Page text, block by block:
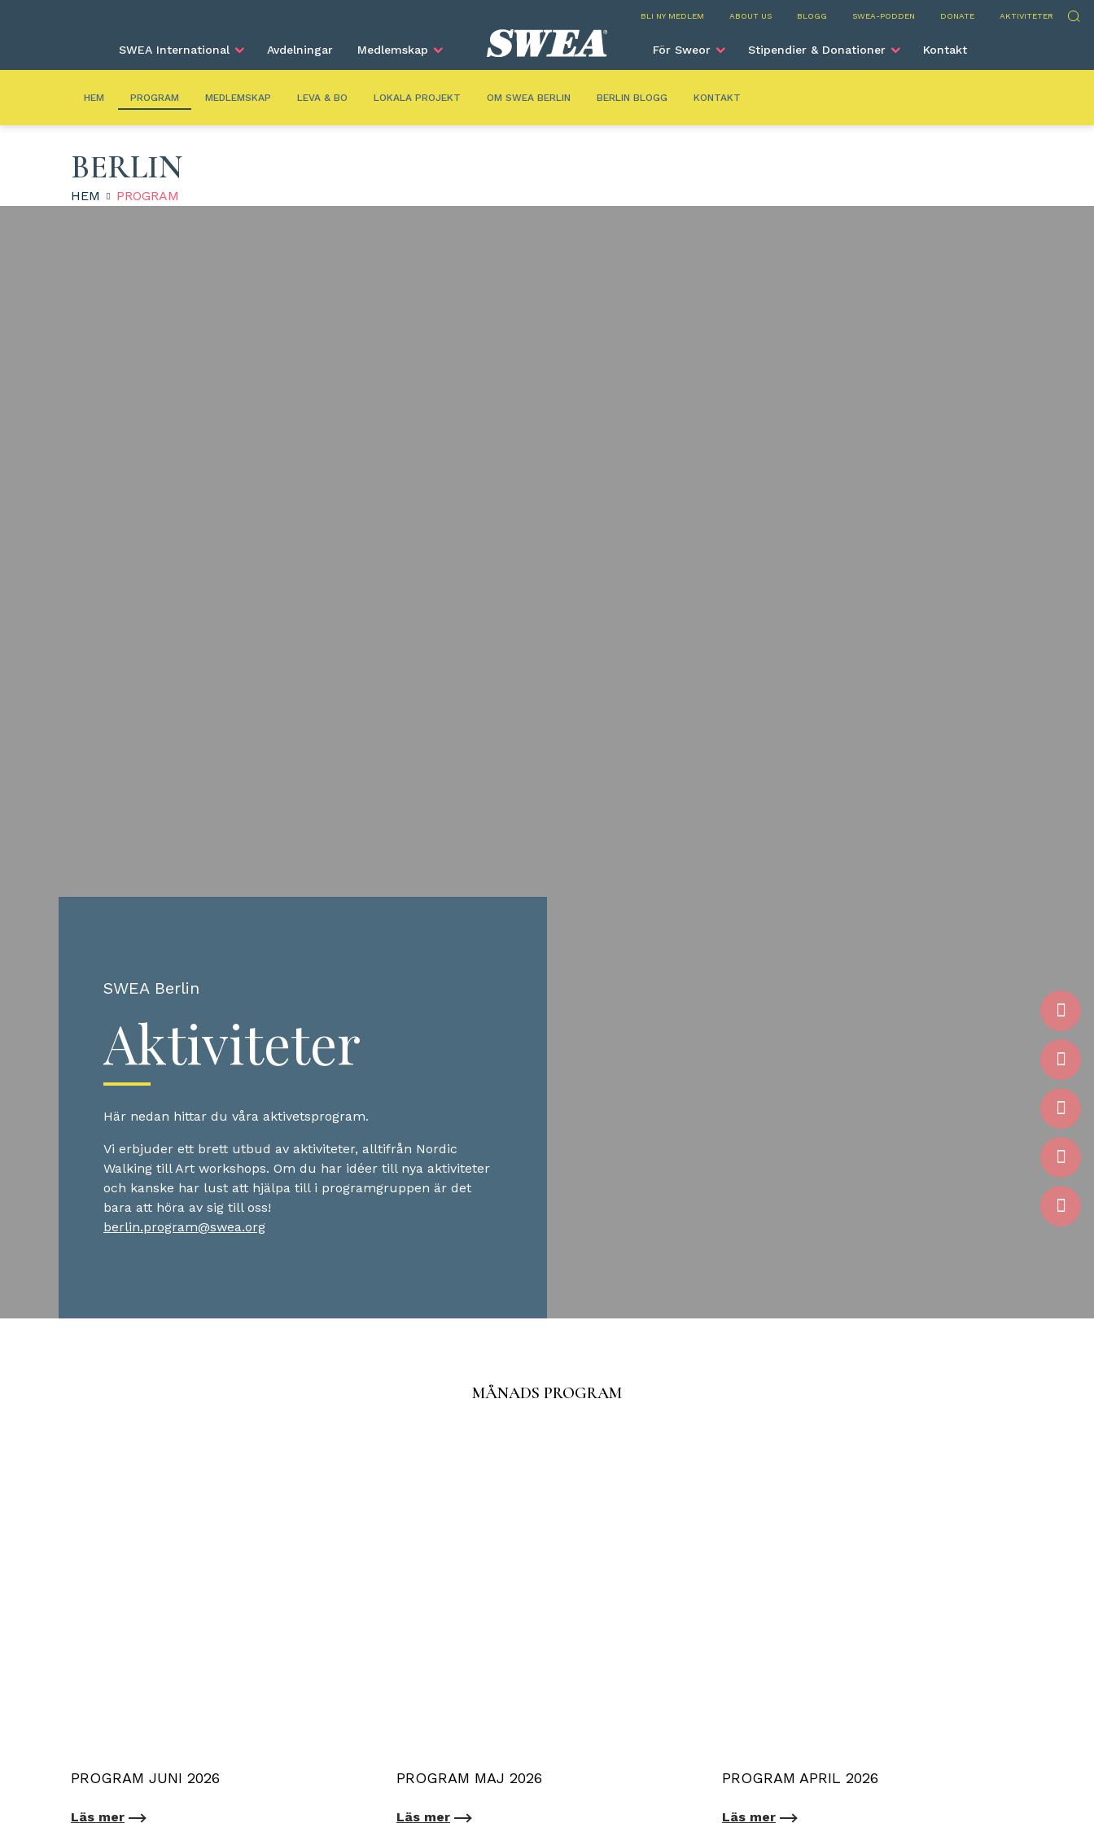
BLI NY MEDLEM ABOUT US BLOGG SWEA-PODDEN DONATE AKTIVITETER Sök
Berlin
SWEA International Avdelningar Medlemskap För Sweor Stipendier & Donationer Kontakt
HEM PROGRAM MEDLEMSKAP LEVA & BO LOKALA PROJEKT OM SWEA BERLIN BERLIN BLOGG KONTAKT
BERLIN
HEM PROGRAM
SWEA Berlin
Aktiviteter
Här nedan hittar du våra aktivetsprogram.
Vi erbjuder ett brett utbud av aktiviteter, alltifrån Nordic
Walking till Art workshops. Om du har idéer till nya aktiviteter
och kanske har lust att hjälpa till i programgruppen är det
bara att höra av sig till oss!
berlin.program@swea.org
MÅNADS PROGRAM
PROGRAM JUNI 2026
Läs mer
PROGRAM MAJ 2026
Läs mer
PROGRAM APRIL 2026
Läs mer